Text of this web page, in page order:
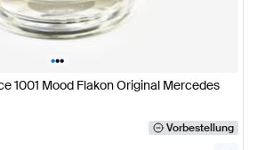
•••
1001 Mood Flakon Original Mercedes
Vorbestellung